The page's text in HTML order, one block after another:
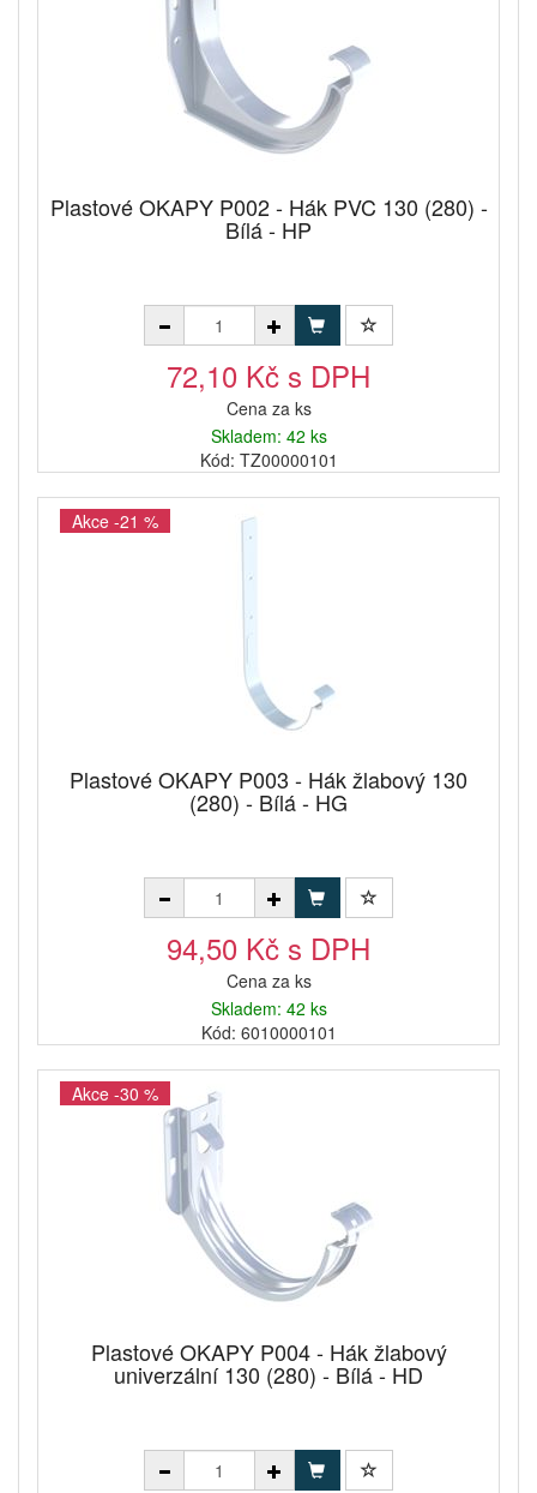
Plastové OKAPY P002 - Hák PVC 130 (280) -
Bílá - HP
72,10 Kč s DPH
Cena za ks
Skladem: 42 ks
Kód: TZ00000101
Akce -21 %
Plastové OKAPY P003 - Hák žlabový 130
(280) - Bílá - HG
94,50 Kč s DPH
Cena za ks
Skladem: 42 ks
Kód: 6010000101
Akce -30 %
Plastové OKAPY P004 - Hák žlabový
univerzální 130 (280) - Bílá - HD